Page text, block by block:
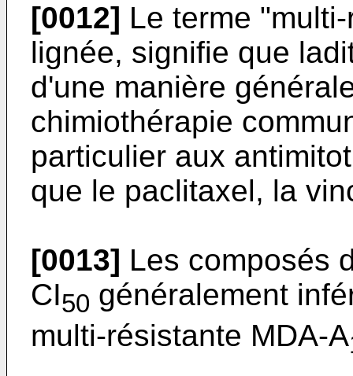
[0012] Le terme
lignée, signifie que
d'une manière
chimiothérapie
particulier aux
que le paclitaxel, la
[0013] Les composés
CI50 généralement
multi-résistante MDA-A